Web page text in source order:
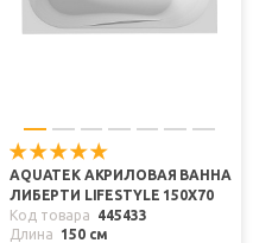
AQUATEK АКРИЛОВАЯ ВАННА
ЛИБЕРТИ LIFESTYLE 150Х70
Код товара
445433
Длина
150 см